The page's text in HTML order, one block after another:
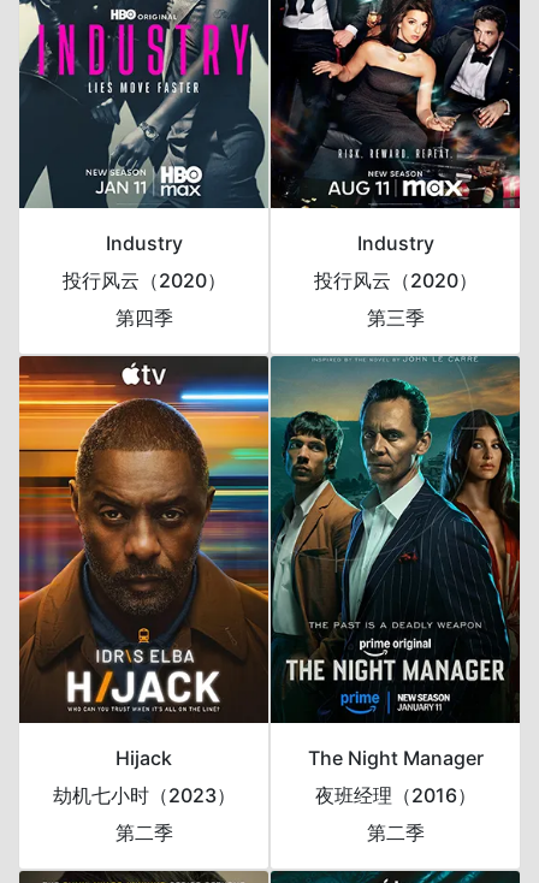
Industry
投行风云（2020）
第四季
Industry
投行风云（2020）
第三季
Hijack
劫机七小时（2023）
第二季
The Night Manager
夜班经理（2016）
第二季